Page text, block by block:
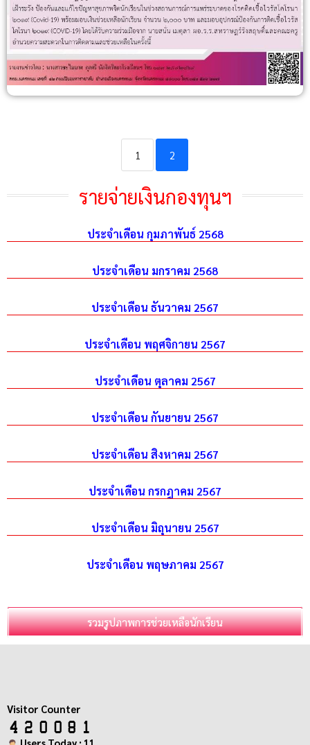
1 2
รายจ่ายเงินกองทุนฯ
ประจำเดือน กุมภาพันธ์ 2568
ประจำเดือน มกราคม 2568
ประจำเดือน ธันวาคม 2567
ประจำเดือน พฤศจิกายน 2567
ประจำเดือน ตุลาคม 2567
ประจำเดือน กันยายน 2567
ประจำเดือน สิงหาคม 2567
ประจำเดือน กรกฎาคม 2567
ประจำเดือน มิถุนายน 2567
ประจำเดือน พฤษภาคม 2567
รวมรูปภาพการช่วยเหลือนักเรียน
Visitor Counter